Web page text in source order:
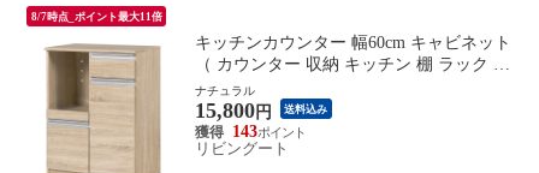
8/7時点_ポイント最大11倍
キッチンカウンター 幅60cm キャビネット
（ カウンター 収納 キッチン 棚 ラック 家
電収納 コンパクト 省スペース コンセント
付 引き出し 可動棚 ダークブラウン ナチュ
ラル ホワイト ） 【ナチュラル】
ナチュラル
15,800円 送料込み
143
リビングート